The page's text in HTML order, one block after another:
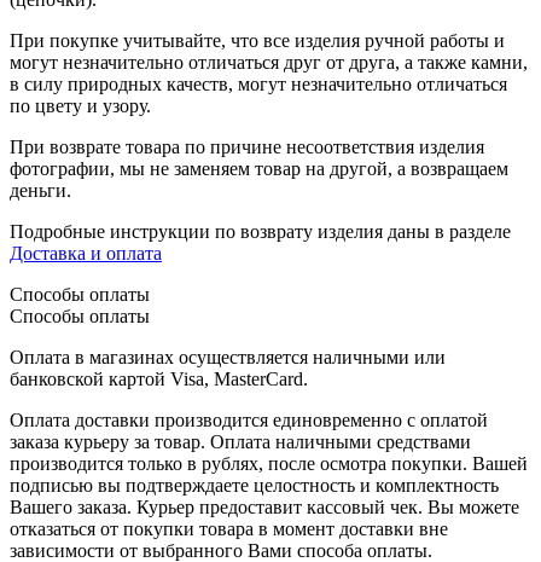
При покупке учитывайте, что все изделия ручной работы и
могут незначительно отличаться друг от друга, а также камни,
в силу природных качеств, могут незначительно отличаться
по цвету и узору.
При возврате товара по причине несоответствия изделия
фотографии, мы не заменяем товар на другой, а возвращаем
деньги.
Подробные инструкции по возврату изделия даны в разделе
Доставка и оплата
Способы оплаты
Способы оплаты
Оплата в магазинах осуществляется наличными или
банковской картой Visa, MasterCard.
Оплата доставки производится единовременно с оплатой
заказа курьеру за товар. Оплата наличными средствами
производится только в рублях, после осмотра покупки. Вашей
подписью вы подтверждаете целостность и комплектность
Вашего заказа. Курьер предоставит кассовый чек. Вы можете
отказаться от покупки товара в момент доставки вне
зависимости от выбранного Вами способа оплаты.